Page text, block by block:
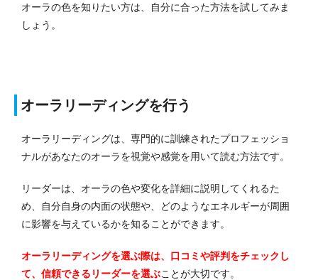
オーラの色を知りたい方は、自分に合った方法を試してみま
しょう。
オーラリーディングを行う
オーラリーディングは、専門的に訓練されたプロフェッショ
ナルがあなたのオーラを視覚や感覚を用いて読む方法です。
リーダーは、オーラの色や変化を詳細に説明してくれるた
め、自分自身の内面の状態や、どのようなエネルギーが周囲
に影響を与えているかを知ることができます。
オーラリーディングを選ぶ際は、口コミや評判をチェックし
て、信頼できるリーダーを選ぶことが大切です。